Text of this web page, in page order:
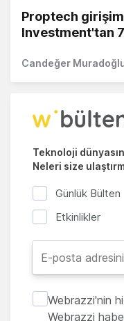
Proptech
Investment'tan
Candeğer
Teknoloji
Neleri size
Günlük Bülten
Etkinlikler
Webrazzi'nin
Webrazzi